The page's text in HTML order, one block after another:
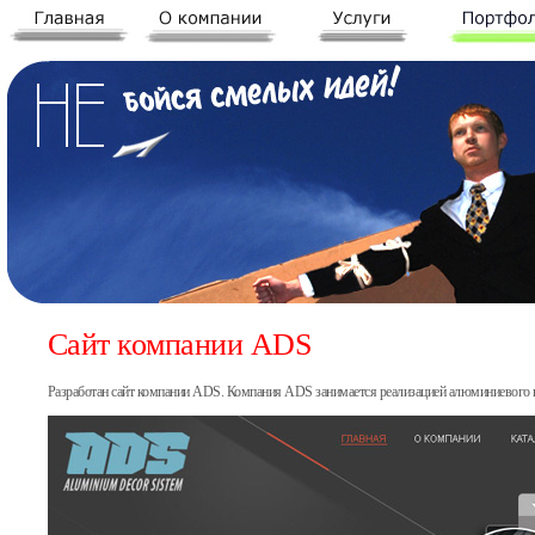
Сайт компании ADS
Разработан сайт компании ADS. Компания ADS занимается реализацией